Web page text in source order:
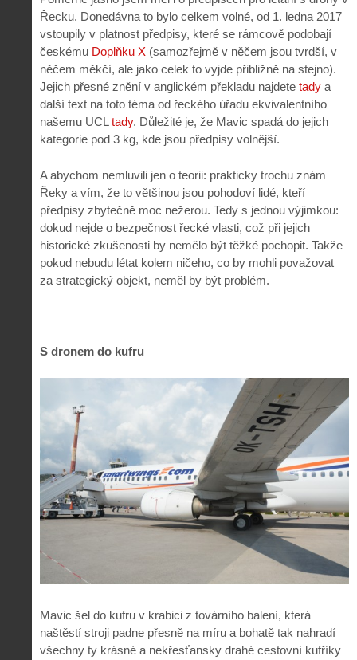
Řecku. Donedávna to bylo celkem volné, od 1. ledna 2017
vstoupily v platnost předpisy, které se rámcově podobají
českému Doplňku X (samozřejmě v něčem jsou tvrdší, v
něčem měkčí, ale jako celek to vyjde přibližně na stejno).
Jejich přesné znění v anglickém překladu najdete tady a
další text na toto téma od řeckého úřadu ekvivalentního
našemu UCL tady. Důležité je, že Mavic spadá do jejich
kategorie pod 3 kg, kde jsou předpisy volnější.
A abychom nemluvili jen o teorii: prakticky trochu znám
Řeky a vím, že to většinou jsou pohodoví lidé, kteří
předpisy zbytečně moc nežerou. Tedy s jednou výjimkou:
dokud nejde o bezpečnost řecké vlasti, což při jejich
historické zkušenosti by nemělo být těžké pochopit. Takže
pokud nebudu létat kolem ničeho, co by mohli považovat
za strategický objekt, neměl by být problém.
S dronem do kufru
Mavic šel do kufru v krabici z továrního balení, která
naštěstí stroji padne přesně na míru a bohatě tak nahradí
všechny ty krásné a nekřesťansky drahé cestovní kufříky